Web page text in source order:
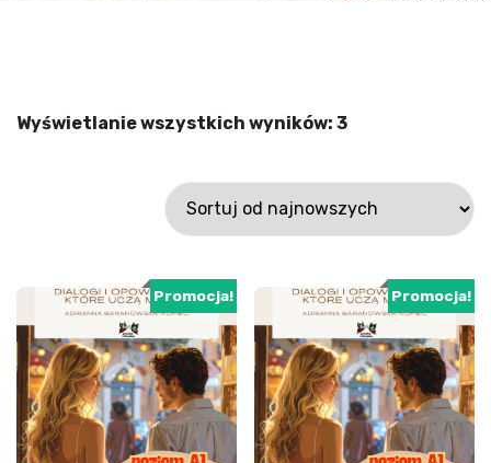
Wyświetlanie wszystkich wyników: 3
Promocja! Promocja!